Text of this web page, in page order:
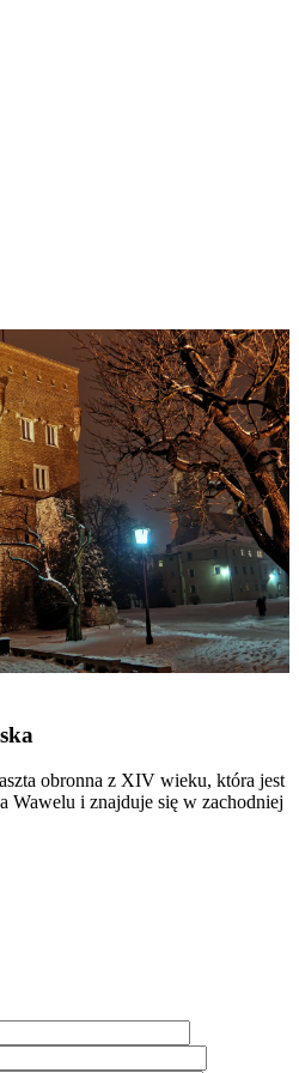
obronna z XIV wieku, która jest
Wawelu i znajduje się w zachodniej